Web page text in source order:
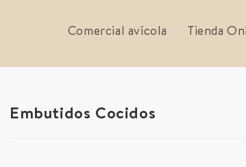
Comercial avícola Tienda
Embutidos Cocidos